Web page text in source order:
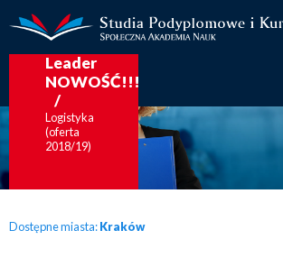
Lean
Leader
NOWOŚĆ!!!
Logistyka
(oferta
2018/19)
Dostępne miasta:Kraków